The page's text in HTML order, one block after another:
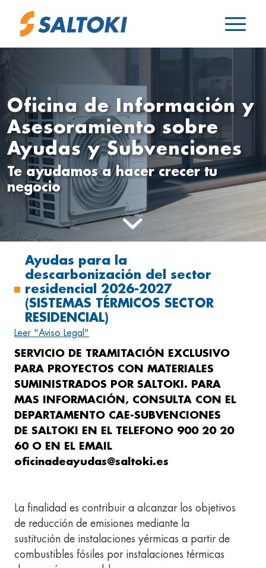
Oficina de Información y
Asesoramiento sobre
Ayudas y Subvenciones
Te ayudamos a hacer crecer tu
negocio
Ayudas para la
descarbonización del sector
residencial 2026-2027
(SISTEMAS TÉRMICOS SECTOR
RESIDENCIAL)
Leer "Aviso Legal"
SERVICIO DE TRAMITACIÓN EXCLUSIVO
PARA PROYECTOS CON MATERIALES
SUMINISTRADOS POR SALTOKI. PARA
MAS INFORMACIÓN, CONSULTA CON EL
DEPARTAMENTO CAE-SUBVENCIONES
DE SALTOKI EN EL TELEFONO 900 20 20
60 O EN EL EMAIL
oficinadeayudas@saltoki.es
La finalidad es contribuir a alcanzar los objetivos
de reducción de emisiones mediante la
sustitución de instalaciones yérmicas a partir de
combustibles fósiles por instalaciones térmicas